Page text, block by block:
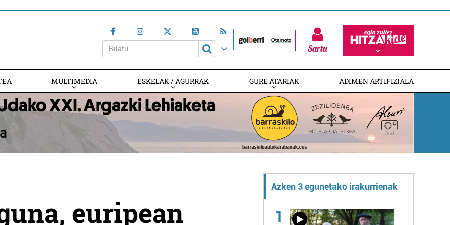
Sartu
MULTIMEDIA ESKELAK / AGURRAK GURE ATARIAK ADIMEN ARTIFIZIALA
euripean
Azken 3 egunetako irakurrienak
1